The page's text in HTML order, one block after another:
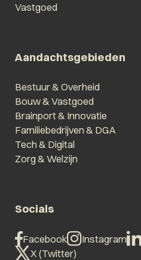
Vastgoed
Aandachtsgebieden
Bestuur & Overheid
Bouw & Vastgoed
Brainport & Innovatie
Familiebedrijven & DGA
Tech & Digital
Zorg & Welzijn
Socials
Facebook Instagram
X (Twitter)